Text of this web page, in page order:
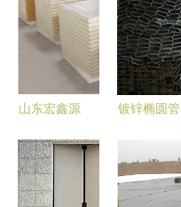
山东宏鑫源
品质建筑的
坚实选择
镀锌椭圆管
厂家直销助
力建筑建材